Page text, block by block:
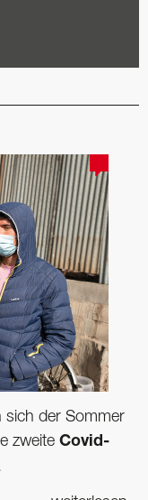
sich der Sommer
zweite Covid-